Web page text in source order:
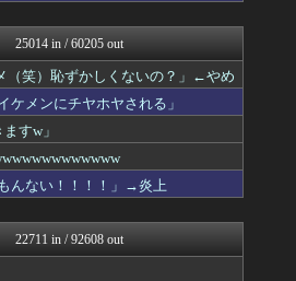
スケまとめ・COM
なんじぇいスタジアム＠なん...
じわ速 芸能ニュースまとめ
とめCUP
1 NEWS.
気ちゃんねる
まとめもりー｜2c...
ーローNEWS
ーすぽ 海外の反応
ナニュース
なんじぇいスタジアム＠なん...
25014 in / 60205 out
（笑）恥ずかしくないの？」←やめ
ケメンにチヤホヤされる」
すw」
んない！！！！」→炎上
22711 in / 92608 out